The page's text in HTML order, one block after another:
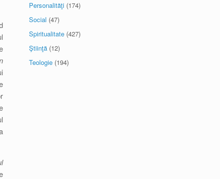
Personalităţi (174)
Social (47)
Spiritualitate (427)
Ştiinţă (12)
Teologie (194)